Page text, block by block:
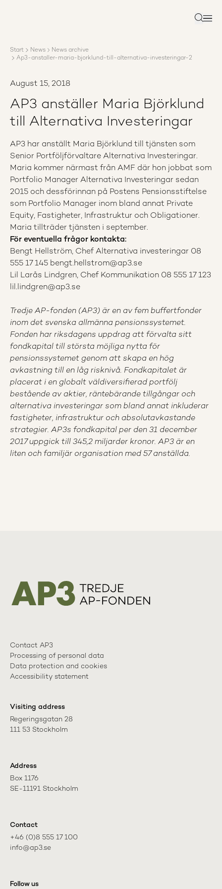
Reports
Search
Start News
News archive
Ap3-anstaller-maria-bjorklund-till-alternativa-investeringar-2
August 15, 2018
AP3 anställer Maria Björklund
till Alternativa Investeringar
AP3 har anställt Maria Björklund till tjänsten som
Senior Portföljförvaltare Alternativa Investeringar.
Maria kommer närmast från AMF där hon jobbat som
Portfolio Manager Alternativa Investeringar sedan
2015 och dessförinnan på Postens Pensionsstiftelse
som Portfolio Manager inom bland annat Private
Equity, Fastigheter, Infrastruktur och Obligationer.
Maria tillträder tjänsten i september.
För eventuella frågor kontakta:
Bengt Hellström, Chef Alternativa investeringar 08
555 17 145 bengt.hellstrom@ap3.se
Lil Larås Lindgren, Chef Kommunikation 08 555 17 123
lil.lindgren@ap3.se
Tredje AP-fonden (AP3) är en av fem buffertfonder
inom det svenska allmänna pensionssystemet.
Fonden har riksdagens uppdrag att förvalta sitt
fondkapital till största möjliga nytta för
pensionssystemet genom att skapa en hög
avkastning till en låg risknivå. Fondkapitalet är
placerat i en globalt väldiversifierad portfölj
bestående av aktier, räntebärande tillgångar och
alternativa investeringar som bland annat inkluderar
fastigheter, infrastruktur och absolutavkastande
strategier. AP3s fondkapital per den 31 december
2017 uppgick till 345,2 miljarder kronor. AP3 är en
liten och familjär organisation med 57 anställda.
Contact AP3
Processing of personal data
Data protection and cookies
Accessibility statement
Visiting address
Regeringsgatan 28
111 53 Stockholm
Address
Box 1176
SE-11191 Stockholm
Contact
+46 (0)8 555 17 100
info@ap3.se
Follow us